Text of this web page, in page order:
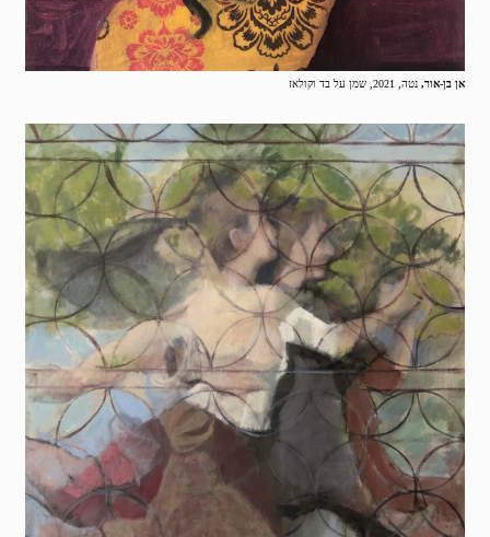
אן בן-אור, נטה, 2021, שמן על בד וקולאז